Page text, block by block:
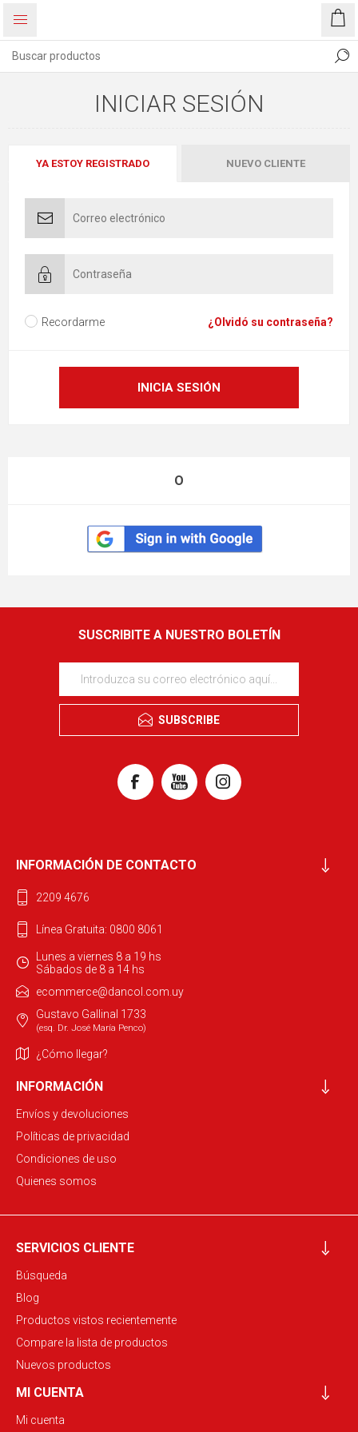
INICIAR SESIÓN
YA ESTOY REGISTRADO NUEVO CLIENTE
Recordarme ¿Olvidó su contraseña?
O
SUSCRIBITE A NUESTRO BOLETÍN
SUBSCRIBE
INFORMACIÓN DE CONTACTO
2209 4676
Línea Gratuita: 0800 8061
Lunes a viernes 8 a 19 hs
Sábados de 8 a 14 hs
ecommerce@dancol.com.uy
Gustavo Gallinal 1733
(esq. Dr. José María Penco)
¿Cómo llegar?
INFORMACIÓN
Envíos y devoluciones
Políticas de privacidad
Condiciones de uso
Quienes somos
SERVICIOS CLIENTE
Búsqueda
Blog
Productos vistos recientemente
Compare la lista de productos
Nuevos productos
MI CUENTA
Mi cuenta